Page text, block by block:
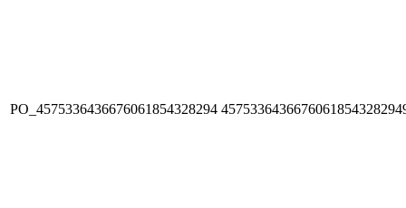
PO_4575336436676061854328294